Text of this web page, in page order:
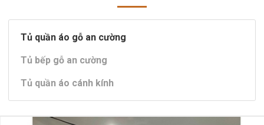
Tủ quần áo gỗ an cường
Tủ bếp gỗ an cường
Tủ quần áo cánh kính